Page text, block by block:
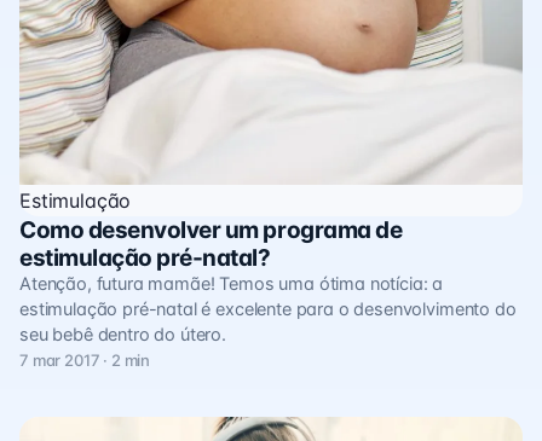
Estimulação
Como desenvolver um programa de
estimulação pré-natal?
Atenção, futura mamãe! Temos uma ótima notícia: a
estimulação pré-natal é excelente para o desenvolvimento do
seu bebê dentro do útero.
7 mar 2017 · 2 min